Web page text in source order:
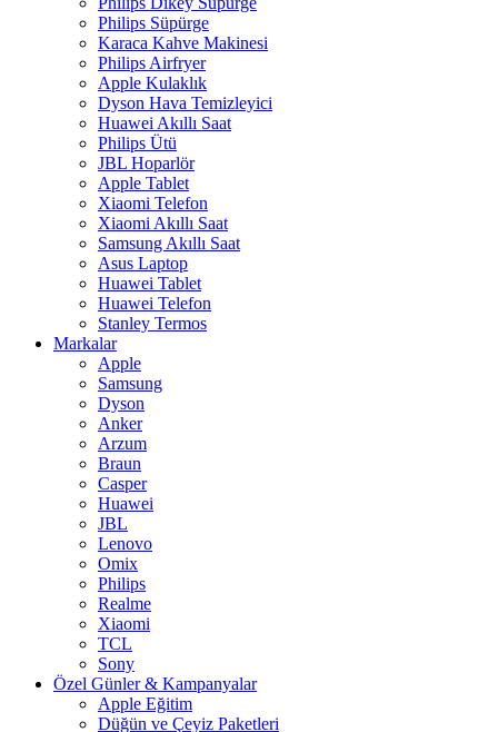
Philips Süpürge
Karaca Kahve Makinesi
Philips Airfryer
Apple Kulaklık
Dyson Hava Temizleyici
Huawei Akıllı Saat
Philips Ütü
JBL Hoparlör
Apple Tablet
Xiaomi Telefon
Xiaomi Akıllı Saat
Samsung Akıllı Saat
Asus Laptop
Huawei Tablet
Huawei Telefon
Stanley Termos
Markalar
Apple
Samsung
Dyson
Anker
Arzum
Braun
Casper
Huawei
JBL
Lenovo
Omix
Philips
Realme
Xiaomi
TCL
Sony
Özel Günler & Kampanyalar
Apple Eğitim
Düğün ve Çeyiz Paketleri